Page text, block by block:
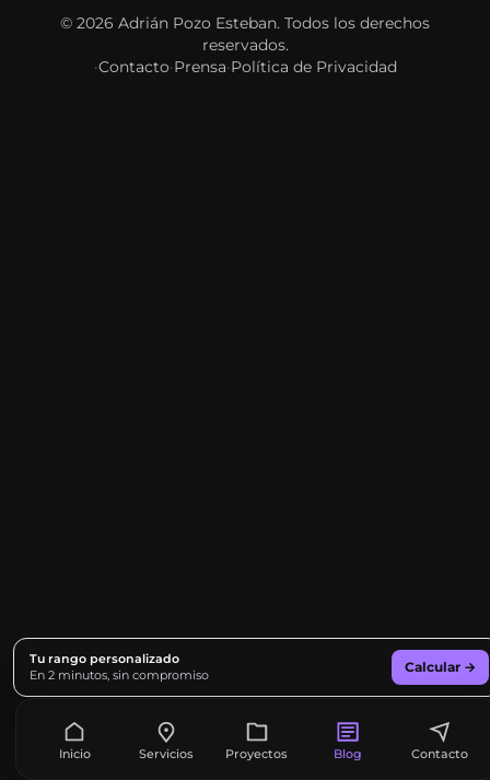
Inicio Servicios Proyectos Blog Contacto
Tu rango personalizado
En 2 minutos, sin compromiso
Calcular →
© 2026 Adrián Pozo Esteban. Todos los derechos
reservados.
·Contacto·Prensa·Política de Privacidad